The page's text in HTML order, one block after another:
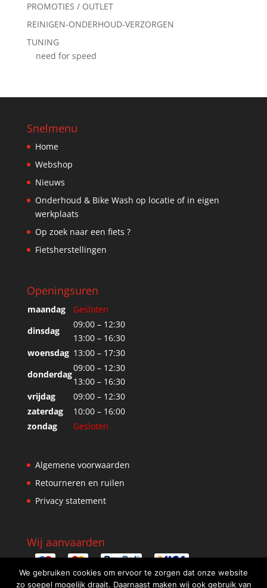
PROMOTIES / OUTLET
REINIGEN-ONDERHOUD-VERZORGEN
TUNING
need for speed
Snelmenu
Home
Webshop
Nieuws
Onderhoud & Bike Wash op locatie of in eigen
werkplaats
Op zoek naar een fiets ?
Fietsherstellingen
Openingsuren
maandag
Gesloten
dinsdag
09:00 – 12:30
13:00 – 16:30
woensdag 13:00 – 17:30
donderdag
09:00 – 12:30
13:00 – 16:30
vrijdag
09:00 – 12:30
zaterdag
10:00 – 16:00
zondag
Gesloten
Algemene voorwaarden
Retourneren en ruilen
Privacy statement
Wij aanvaarden
We gebruiken cookies om ervoor te zorgen dat onze website
zo soepel mogelijk draait. Daarnaast maken wij ook gebruik van